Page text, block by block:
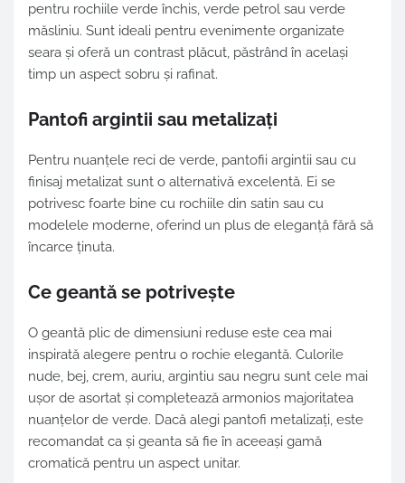
pentru rochiile verde închis, verde petrol sau verde
măsliniu. Sunt ideali pentru evenimente organizate
seara și oferă un contrast plăcut, păstrând în același
timp un aspect sobru și rafinat.
Pantofi argintii sau metalizați
Pentru nuanțele reci de verde, pantofii argintii sau cu
finisaj metalizat sunt o alternativă excelentă. Ei se
potrivesc foarte bine cu rochiile din satin sau cu
modelele moderne, oferind un plus de eleganță fără să
încarce ținuta.
Ce geantă se potrivește
O geantă plic de dimensiuni reduse este cea mai
inspirată alegere pentru o rochie elegantă. Culorile
nude, bej, crem, auriu, argintiu sau negru sunt cele mai
ușor de asortat și completează armonios majoritatea
nuanțelor de verde. Dacă alegi pantofi metalizați, este
recomandat ca și geanta să fie în aceeași gamă
cromatică pentru un aspect unitar.